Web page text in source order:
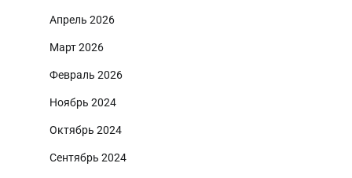
Апрель 2026
Март 2026
Февраль 2026
Ноябрь 2024
Октябрь 2024
Сентябрь 2024